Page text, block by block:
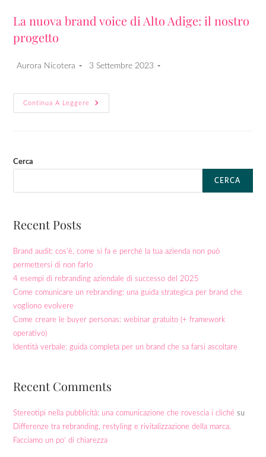
La nuova brand voice di Alto Adige: il nostro
progetto
Aurora Nicotera 3 Settembre 2023
Continua A Leggere
Cerca
CERCA
Recent Posts
Brand audit: cos’è, come si fa e perché la tua azienda non può
permettersi di non farlo
4 esempi di rebranding aziendale di successo del 2025
Come comunicare un rebranding: una guida strategica per brand che
vogliono evolvere
Come creare le buyer personas: webinar gratuito (+ framework
operativo)
Identità verbale: guida completa per un brand che sa farsi ascoltare
Recent Comments
Stereotipi nella pubblicità: una comunicazione che rovescia i cliché su
Differenze tra rebranding, restyling e rivitalizzazione della marca.
Facciamo un po’ di chiarezza